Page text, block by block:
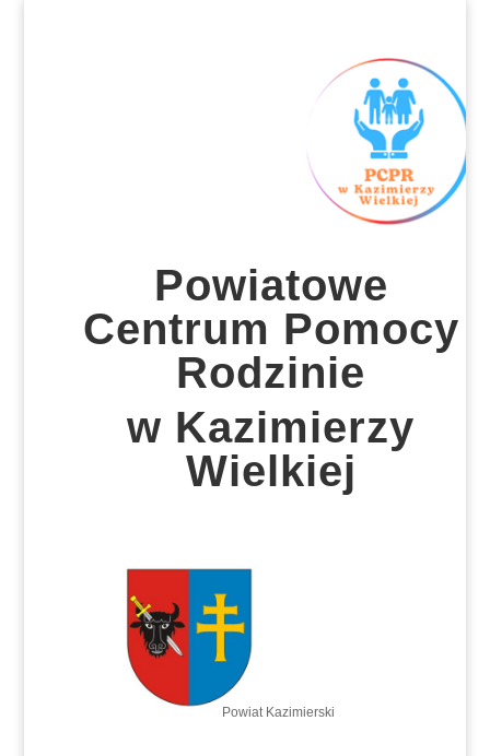
Powiatowe
Centrum Pomocy
Rodzinie
w Kazimierzy
Wielkiej
Powiat Kazimierski